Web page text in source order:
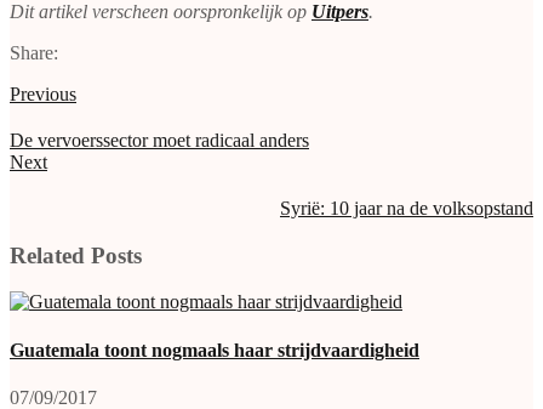
Dit artikel verscheen oorspronkelijk op Uitpers.
Share:
Previous
De vervoerssector moet radicaal anders
Next
Syrië: 10 jaar na de volksopstand
Related Posts
Guatemala toont nogmaals haar strijdvaardigheid
07/09/2017